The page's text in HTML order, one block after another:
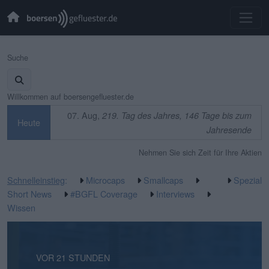
Suche
Willkommen auf boersengefluester.de
Heute
07. Aug, 219. Tag des Jahres, 146 Tage bis zum
Jahresende
Nehmen Sie sich Zeit für Ihre Aktien
Schnelleinstieg: Microcaps
Smallcaps
Short News
#BGFL Coverage
Interviews
Wissen
Spezial
VOR 2 STUNDEN
VOR 21 STUNDEN
VOR 1 TAG
VOR 2 TAGEN
VOR 3 TAGEN
VOR 3 TAGEN
VOR 4 TAGEN
VOR 1 WOCHE
VOR 1 WOCHE
VOR 2 WOCHEN
VOR 2 WOCHEN
VOR 2 WOCHEN
VOR 2 WOCHEN
VOR 2 WOCHEN
VOR 3 WOCHEN